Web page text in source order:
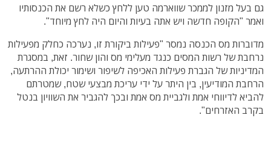
גם בעל מזנון לממכר שווארמה טען ללחץ כשלא רשם את הכנסותיו
ואמר "הקופה חדשה ויש אתה בעיות והיום היה לחץ מיוחד".
מדוברות מס הכנסה נמסר "פעילות ביקורת זו, נערכה כחלק מפעילות
נרחבת של רשות המסים כנגד מעלימי מס והון שחור. זאת, במסגרת
המדיניות של הגברת פעילות האכיפה לשיפור ושימור יכולת ההרתעה,
הרחבת המודיעין, בין היתר על ידי עריכת מבצעי שטח, שמטרתם
להביא לדיווחי אמת ולגביית מס אמת ובכך להגביר את השוויון בנטל
בקרב האזרחים".